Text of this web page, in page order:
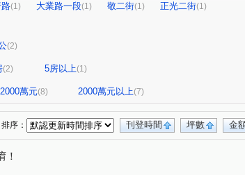
路(1) 大業路一段(1) 敬二街(1) 正光二街(1)
(2)
(2) 5房以上(1)
萬元(8) 2000萬元以上(7)
金
坪數
刊登時間
排序：
！